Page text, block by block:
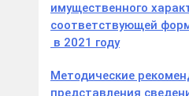
имущественного
соответствующей
в 2021 году
Методические
представления